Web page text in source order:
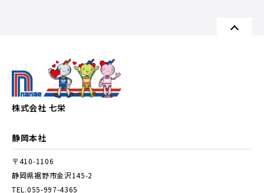
株式会社 七栄
静岡本社
〒410-1106
静岡県裾野市金沢145-2
TEL.055-997-4365